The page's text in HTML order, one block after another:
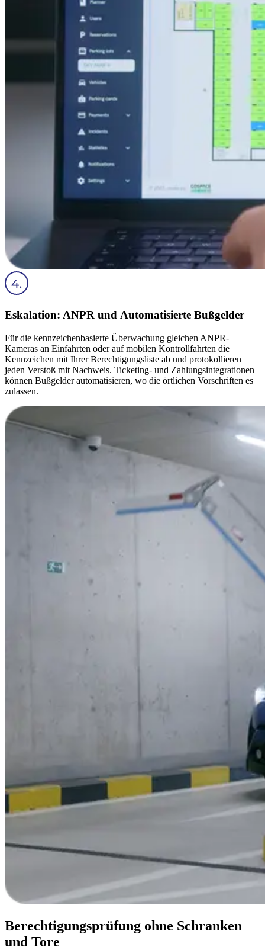
Eskalation: ANPR und Automatisierte Bußgelder
Für die kennzeichenbasierte Überwachung gleichen ANPR-
Kameras an Einfahrten oder auf mobilen Kontrollfahrten die
Kennzeichen mit Ihrer Berechtigungsliste ab und protokollieren
jeden Verstoß mit Nachweis. Ticketing- und Zahlungsintegrationen
können Bußgelder automatisieren, wo die örtlichen Vorschriften es
zulassen.
Berechtigungsprüfung ohne Schranken
und Tore